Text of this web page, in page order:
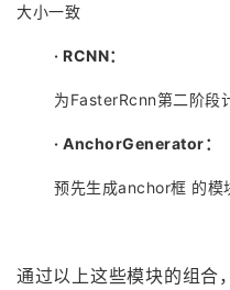
大小一致
· RCNN：
为FasterRcnn第二阶段
· AnchorGenerator：
预先生成anchor框 的模
通过以上这些模块的组合